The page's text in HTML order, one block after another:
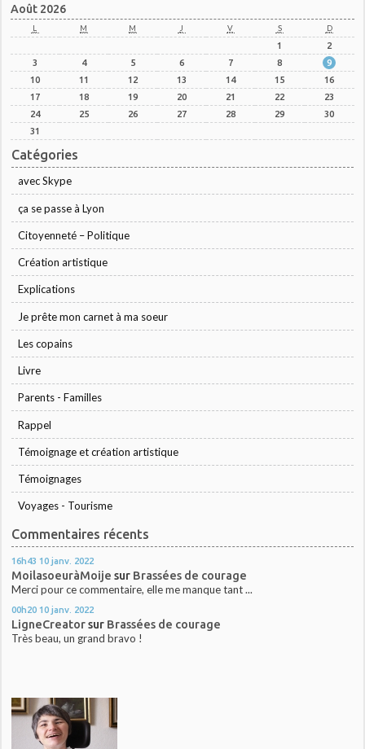
Août 2026
L M M J V S D
1
2
3
4 5 6 7 8
9
10
11 12 13 14 15
16
17
18 19 20 21 22
23
24
25 26 27 28 29
30
31
Catégories
avec Skype
ça se passe à Lyon
Citoyenneté – Politique
Création artistique
Explications
Je prête mon carnet à ma soeur
Les copains
Livre
Parents - Familles
Rappel
Témoignage et création artistique
Témoignages
Voyages - Tourisme
Commentaires récents
16h43 10 janv. 2022
MoilasoeuràMoije sur Brassées de courage
Merci pour ce commentaire, elle me manque tant ...
00h20 10 janv. 2022
LigneCreatorsur Brassées de courage
Très beau, un grand bravo !